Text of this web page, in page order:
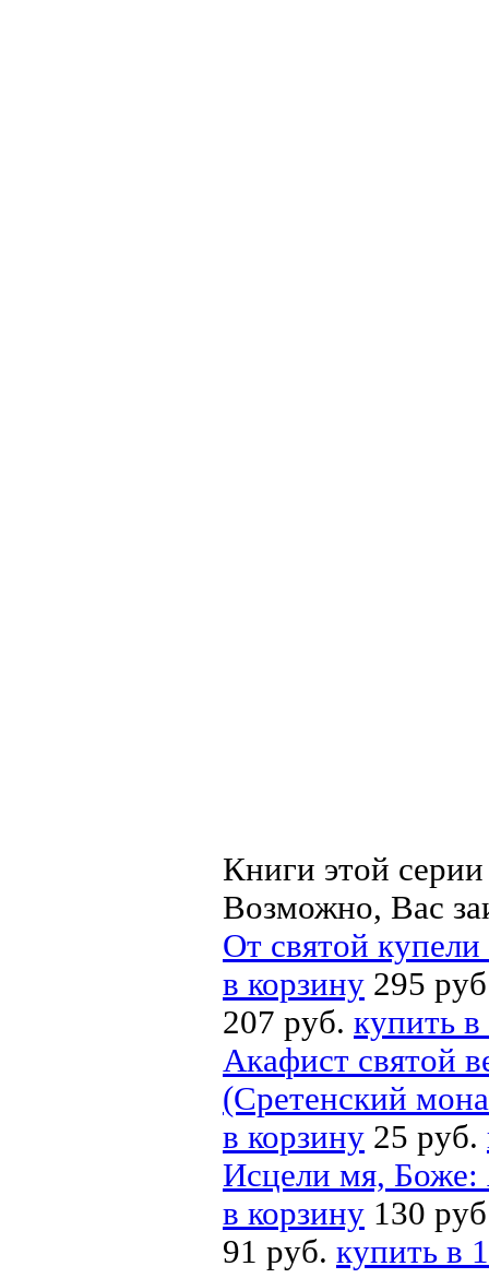
Книги этой серии
Возможно, Вас
От святой
в корзину 295
207 руб. купить
Акафист святой
(Сретенский
в корзину 25 руб.
Исцели мя,
в корзину 130
91 руб. купить в